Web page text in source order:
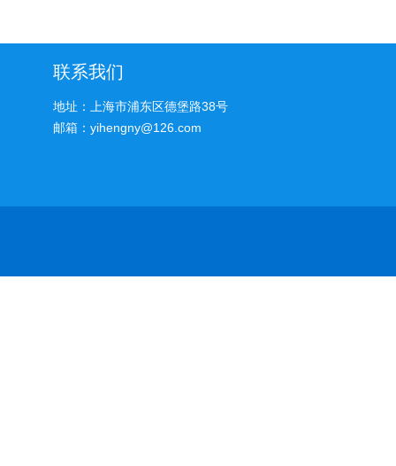
联系我们
地址：上海市浦东区德堡路38号
邮箱：yihengny@126.com